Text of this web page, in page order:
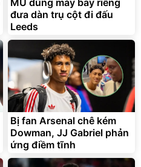
Xe đạp điện trợ lực G-
Force C14 gấp gọn bỏ cốp
tiện lợi
9.900.000đ
7.092.000đ
Đang xem nhiều
G-FORCE VIETNA
MU dùng máy bay riêng
đưa dàn trụ cột đi đấu
Leeds
Bị fan Arsenal chê kém
Dowman, JJ Gabriel phản
ứng điềm tĩnh